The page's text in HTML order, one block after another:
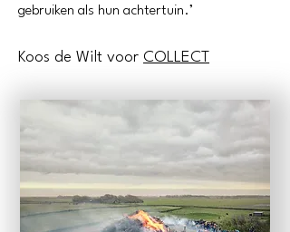
gebruiken als hun achtertuin.’
Koos de Wilt voor COLLECT